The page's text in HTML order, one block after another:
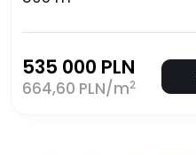
535 000 PLN
664,60 PLN/m2